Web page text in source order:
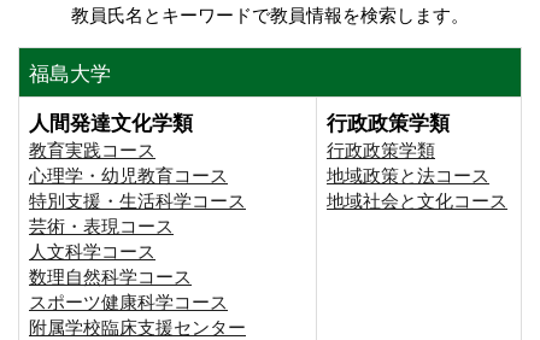
教員氏名とキーワードで教員情報を検索します。
福島大学
人間発達文化学類
教育実践コース
心理学・幼児教育コース
特別支援・生活科学コース
芸術・表現コース
人文科学コース
数理自然科学コース
スポーツ健康科学コース
附属学校臨床支援センター
行政政策学類
行政政策学類
地域政策と法コース
地域社会と文化コース